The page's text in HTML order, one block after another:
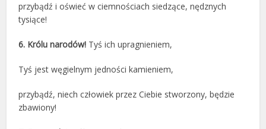
przybądź i oświeć w ciemnościach siedzące, nędznych
tysiące!
6. Królu narodów! Tyś ich upragnieniem,
Tyś jest węgielnym jedności kamieniem,
przybądź, niech człowiek przez Ciebie stworzony, będzie
zbawiony!